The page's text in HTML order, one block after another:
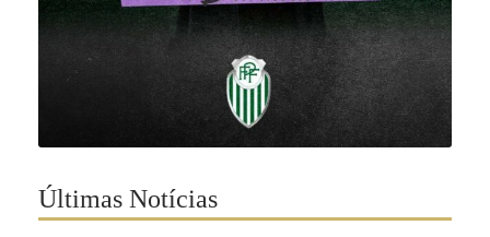
Últimas Notícias